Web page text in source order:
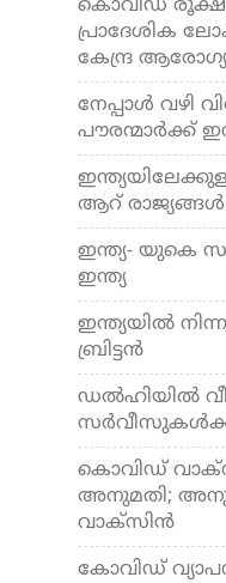
കൊവിഡ്
പ്രാദേശിക
കേന്ദ്ര
നേപ്പാള്‍ വഴി
പൗരന്മാര്‍ക്ക്
ആറ് രാജ്യങ്ങള്‍
ഇന്ത്യ- യുകെ
ഇന്ത്യ
ഇന്ത്യയില്‍
ബ്രിട്ടന്‍
ഡല്‍ഹിയില്‍
കൊവിഡ്
അനുമതി;
വാക്സിന്‍
കോവിഡ്